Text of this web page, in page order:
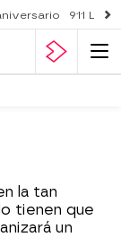
911
la tan
tienen que
un